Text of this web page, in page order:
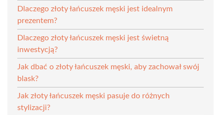
Dlaczego złoty łańcuszek męski jest idealnym
prezentem?
Dlaczego złoty łańcuszek męski jest świetną
inwestycją?
Jak dbać o złoty łańcuszek męski, aby zachował swój
blask?
Jak złoty łańcuszek męski pasuje do różnych
stylizacji?